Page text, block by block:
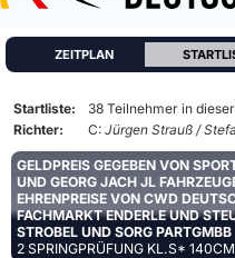
ZEITPLAN
Startliste:
38 Teilnehmer in
Richter:
C: Jürgen Strauß /
GELDPREIS GEGEBEN VON
UND GEORG JACH JL
EHRENPREISE VON CWD
FACHMARKT ENDERLE UND
STROBEL UND SORG PARTGMBB
2 SPRINGPRÜFUNG KL.S* 140CM